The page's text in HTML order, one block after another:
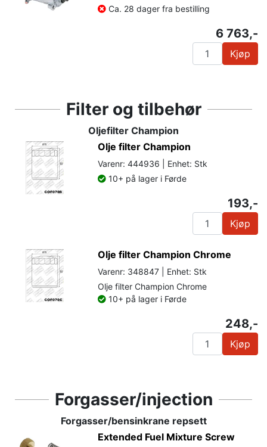
Ca. 28 dager fra bestilling
6 763,-
Kjøp
Filter og tilbehør
Oljefilter Champion
Olje filter Champion
Varenr: 444936 | Enhet: Stk
10+ på lager i Førde
193,-
Kjøp
Olje filter Champion Chrome
Varenr: 348847 | Enhet: Stk
Olje filter Champion Chrome
10+ på lager i Førde
248,-
Kjøp
Forgasser/injection
Forgasser/bensinkrane repsett
Extended Fuel Mixture Screw